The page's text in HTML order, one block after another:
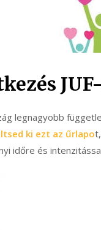
legnagyobb
ki ezt az űrlapo
időre és